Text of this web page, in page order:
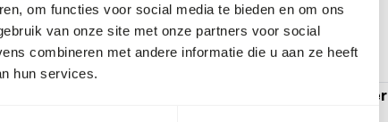
om functies voor social media te bieden en om ons
van onze site met onze partners voor social
combineren met andere informatie die u aan ze heeft
hun services.
G18 Large parakeet tropical breeder